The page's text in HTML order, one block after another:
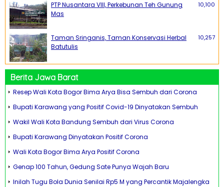
PTP Nusantara VIII, Perkebunan Teh Gunung
Mas
10,100
Taman Sringanis, Taman Konservasi Herbal
Batutulis
10,257
Berita Jawa Barat
Resep Wali Kota Bogor Bima Arya Bisa Sembuh dari Corona
Bupati Karawang yang Positif Covid-19 Dinyatakan Sembuh
Wakil Wali Kota Bandung Sembuh dari Virus Corona
Bupati Karawang Dinyatakan Positif Corona
Wali Kota Bogor Bima Arya Positif Corona
Genap 100 Tahun, Gedung Sate Punya Wajah Baru
Inilah Tugu Bola Dunia Senilai Rp5 M yang Percantik Majalengka